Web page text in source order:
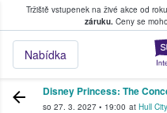
Tržiště vstupenek na živé akce od
záruku.Ceny se
Nabídka
kde fanoušci
Disney Princess: The
so 27. 3. 2027 • 19:00 at Hull